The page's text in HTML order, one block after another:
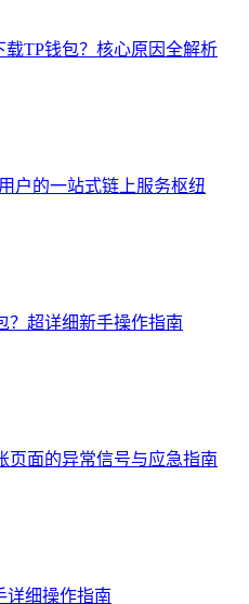
TP钱包？核心原因全解析
户的一站式链上服务枢纽
？超详细新手操作指南
页面的异常信号与应急指南
详细操作指南